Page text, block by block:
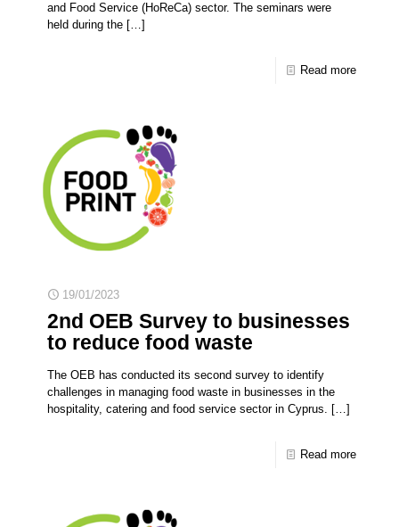
and Food Service (HoReCa) sector. The seminars were
held during the […]
Read more
19/01/2023
2nd OEB Survey to businesses
to reduce food waste
The OEB has conducted its second survey to identify
challenges in managing food waste in businesses in the
hospitality, catering and food service sector in Cyprus. […]
Read more